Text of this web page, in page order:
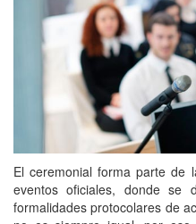
El ceremonial forma parte de
eventos oficiales, donde se
formalidades protocolares de